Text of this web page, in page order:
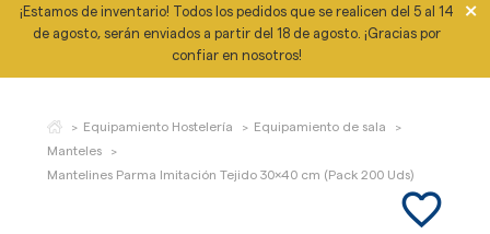
¡Estamos de inventario! Todos los pedidos que se realicen del 5 al 14
de agosto, serán enviados a partir del 18 de agosto. ¡Gracias por
confiar en nosotros!
×
Equipamiento Hostelería
Equipamiento de sala
Manteles
Mantelines Parma Imitación Tejido 30x40 cm (Pack 200 Uds)
favorite_border